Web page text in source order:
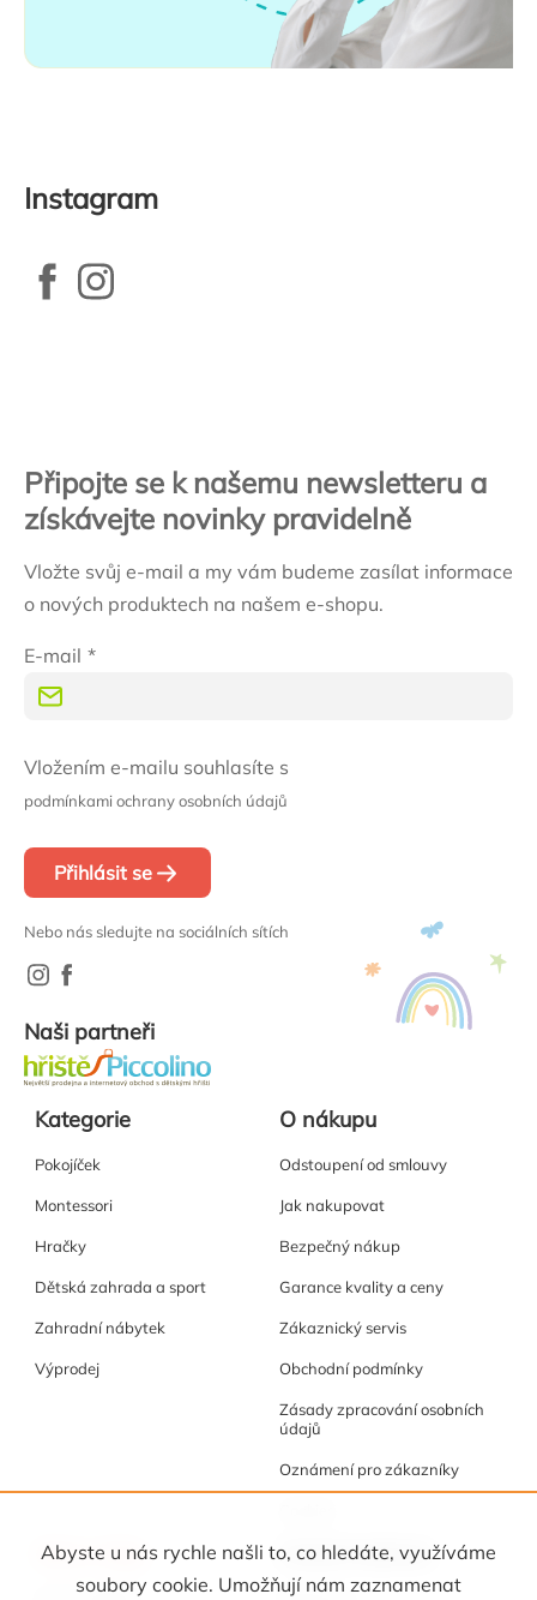
Abyste u nás rychle našli to, co hledáte, využíváme
soubory cookie. Umožňují nám zaznamenat
Instagram
Připojte se k našemu newsletteru a
získávejte novinky pravidelně
Vložte svůj e-mail a my vám budeme zasílat informace
o nových produktech na našem e-shopu.
E-mail
Vložením e-mailu souhlasíte s
podmínkami ochrany osobních údajů
Přihlásit se
Nebo nás sledujte na sociálních sítích
Naši partneři
Kategorie
Pokojíček
Montessori
Hračky
Dětská zahrada a sport
Zahradní nábytek
Výprodej
O nákupu
Odstoupení od smlouvy
Jak nakupovat
Bezpečný nákup
Garance kvality a ceny
Zákaznický servis
Obchodní podmínky
Zásady zpracování osobních
údajů
Oznámení pro zákazníky
Akce a tipy Osobní kabinet